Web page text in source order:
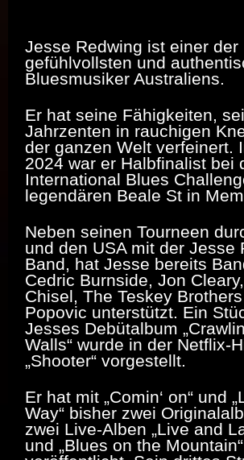
Jesse Redwing ist einer der
gefühlvollsten und
Bluesmusiker Australiens.
Er hat seine Fähigkeiten,
Jahrzenten in rauchigen
der ganzen Welt verfeinert.
2024 war er Halbfinalist bei
International Blues
legendären Beale St in
Neben seinen Tourneen
und den USA mit der Jesse
Band, hat Jesse bereits
Cedric Burnside, Jon
Chisel, The Teskey
Popovic unterstützt. Ein
Jesses Debütalbum
Walls“ wurde in der Netflix-
„Shooter“ vorgestellt.
Er hat mit „Comin‘ on“ und
Way“ bisher zwei
zwei Live-Alben „Live and
und „Blues on the Mountain“